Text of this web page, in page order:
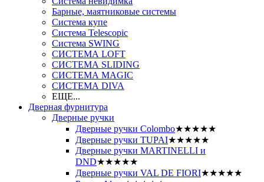
Барные, маятниковые системы
Система купе
Система Telescopic
Система SWING
СИСТЕМА LOFT
СИСТЕМА SLIDING
СИСТЕМА MAGIC
СИСТЕМА DIVA
ЕЩЕ...
Дверная фурнитура
Дверные ручки
Дверные ручки Colombo★★★★★
Дверные ручки TUPAI★★★★★
Дверные ручки MARTINELLI и
DND★★★★★
Дверные ручки VAL DE FIORI★★★★★